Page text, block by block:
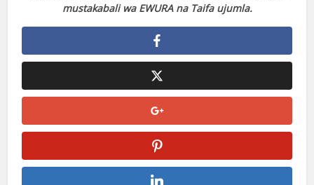
mustakabali wa EWURA na Taifa ujumla.